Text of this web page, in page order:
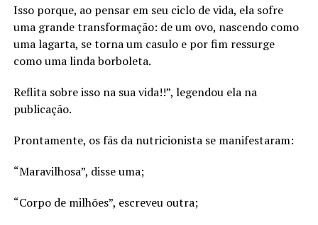
Isso porque, ao pensar em seu ciclo de vida, ela sofre
uma grande transformação: de um ovo, nascendo como
uma lagarta, se torna um casulo e por fim ressurge
como uma linda borboleta.
Reflita sobre isso na sua vida!!”, legendou ela na
publicação.
Prontamente, os fãs da nutricionista se manifestaram:
“Maravilhosa”, disse uma;
“Corpo de milhões”, escreveu outra;